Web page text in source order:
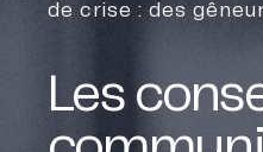
de crise : des
Les